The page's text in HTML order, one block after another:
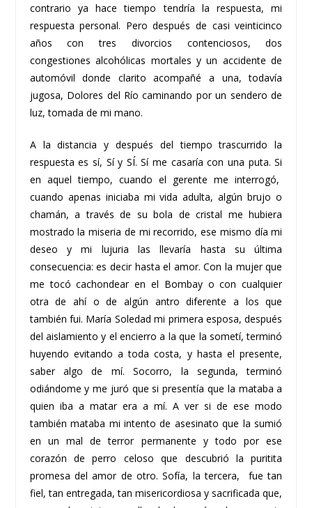
contrario ya hace tiempo tendría la respuesta, mi
respuesta personal. Pero después de casi veinticinco
años con tres divorcios contenciosos, dos
congestiones alcohólicas mortales y un accidente de
automóvil donde clarito acompañé a una, todavía
jugosa, Dolores del Río caminando por un sendero de
luz, tomada de mi mano.
A la distancia y después del tiempo trascurrido la
respuesta es sí, Sí y SÍ. Sí me casaría con una puta. Si
en aquel tiempo, cuando el gerente me interrogó,
cuando apenas iniciaba mi vida adulta, algún brujo o
chamán, a través de su bola de cristal me hubiera
mostrado la miseria de mi recorrido, ese mismo día mi
deseo y mi lujuria las llevaría hasta su última
consecuencia: es decir hasta el amor. Con la mujer que
me tocó cachondear en el Bombay o con cualquier
otra de ahí o de algún antro diferente a los que
también fui. María Soledad mi primera esposa, después
del aislamiento y el encierro a la que la sometí, terminó
huyendo evitando a toda costa, y hasta el presente,
saber algo de mí. Socorro, la segunda, terminó
odiándome y me juró que si presentía que la mataba a
quien iba a matar era a mí. A ver si de ese modo
también mataba mi intento de asesinato que la sumió
en un mal de terror permanente y todo por ese
corazón de perro celoso que descubrió la puritita
promesa del amor de otro. Sofía, la tercera, fue tan
fiel, tan entregada, tan misericordiosa y sacrificada que,